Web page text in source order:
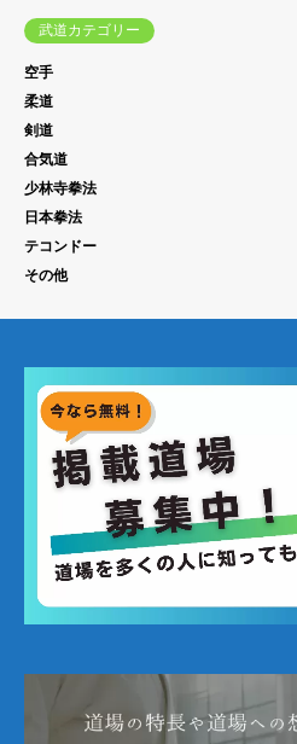
武道カテゴリー
空手
柔道
剣道
合気道
少林寺拳法
日本拳法
テコンドー
その他